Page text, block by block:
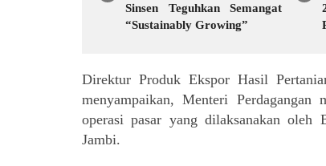
Sinsen Teguhkan Semangat
“Sustainably Growing”
Direktur Produk Ekspor Hasil
menyampaikan, Menteri
operasi pasar yang dilaksanakan
Jambi.